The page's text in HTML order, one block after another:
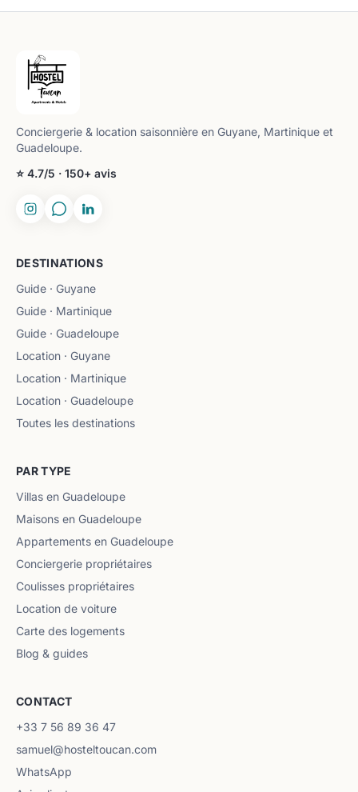
Conciergerie & location saisonnière en Guyane, Martinique et
Guadeloupe.
⭐ 4.7/5 · 150+ avis
DESTINATIONS
Guide · Guyane
Guide · Martinique
Guide · Guadeloupe
Location · Guyane
Location · Martinique
Location · Guadeloupe
Toutes les destinations
PAR TYPE
Villas en Guadeloupe
Maisons en Guadeloupe
Appartements en Guadeloupe
Conciergerie propriétaires
Coulisses propriétaires
Location de voiture
Carte des logements
Blog & guides
CONTACT
+33 7 56 89 36 47
samuel@hosteltoucan.com
WhatsApp